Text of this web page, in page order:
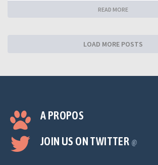
READ MORE
LOAD MORE POSTS
A PROPOS
JOIN US ON TWITTER @